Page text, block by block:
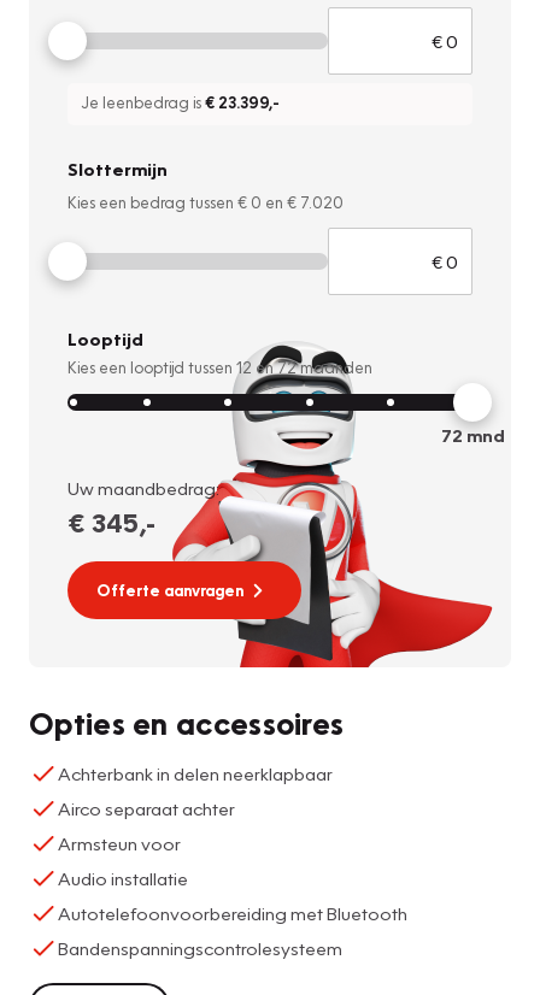
Je leenbedrag is€ 23.399,-
Slottermijn
Kies een bedrag tussen € 0 en € 7.020
Looptijd
Kies een looptijd tussen 12 en72maanden
72 mnd
Uw maandbedrag:
€ 345,-
Offerte aanvragen
Opties en accessoires
Achterbank in delen neerklapbaar
Airco separaat achter
Armsteun voor
Audio installatie
Autotelefoonvoorbereiding met Bluetooth
Bandenspanningscontrolesysteem